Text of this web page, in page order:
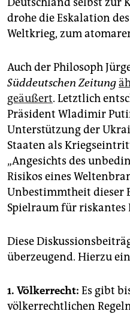
drohe die Eskalation
Weltkrieg, zum
Auch der Philosoph
Süddeutschen Zeitung
geäußert. Letztlich
Präsident Wladimir
Unterstützung der
Staaten als
„Angesichts des
Risikos eines
Unbestimmtheit dieser
Spielraum für riskantes
Diese
überzeugend. Hierzu
1. Völkerrecht: Es gibt
völkerrechtlichen